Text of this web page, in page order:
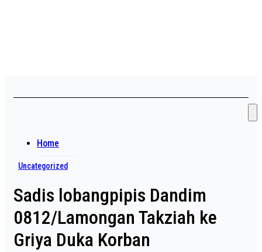
Home
Uncategorized
Sadis lobangpipis Dandim
0812/Lamongan Takziah ke
Griya Duka Korban